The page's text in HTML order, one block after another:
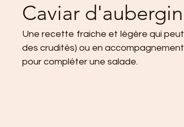
Caviar
Une recette fraiche et légère qui
des crudités) ou en
pour compléter une salade.